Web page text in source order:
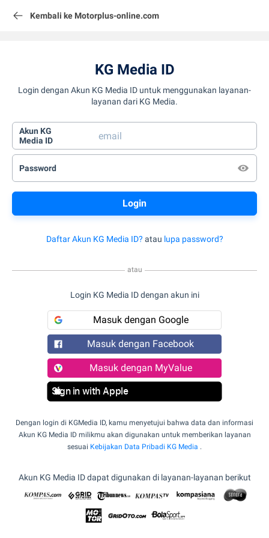
Kembali ke Motorplus-online.com
KG Media ID
Login dengan Akun KG Media ID untuk menggunakan layanan-
layanan dari KG Media.
Akun KG
Media ID
Password
Daftar Akun KG Media ID? atau lupa password?
atau
Login KG Media ID dengan akun ini
Masuk dengan Google
Masuk dengan Facebook
Masuk dengan MyValue
Sign in with Apple
Dengan login di KGMedia ID, kamu menyetujui bahwa data dan informasi
Akun KG Media ID milikmu akan digunakan untuk memberikan layanan
sesuai Kebijakan Data Pribadi KG Media .
Akun KG Media ID dapat digunakan di layanan-layanan berikut